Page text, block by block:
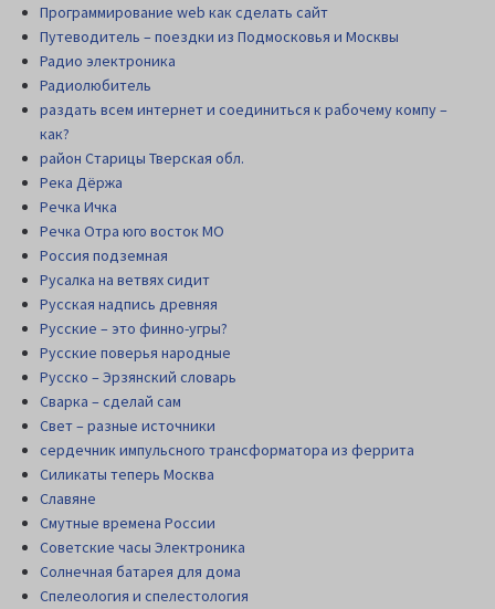
Программирование web как сделать сайт
Путеводитель – поездки из Подмосковья и Москвы
Радио электроника
Радиолюбитель
раздать всем интернет и соединиться к рабочему компу –
как?
район Старицы Тверская обл.
Река Дёржа
Речка Ичка
Речка Отра юго восток МО
Россия подземная
Русалка на ветвях сидит
Русская надпись древняя
Русские – это финно-угры?
Русские поверья народные
Русско – Эрзянский словарь
Сварка – сделай сам
Свет – разные источники
сердечник импульсного трансформатора из феррита
Силикаты теперь Москва
Славяне
Смутные времена России
Советские часы Электроника
Солнечная батарея для дома
Спелеология и спелестология